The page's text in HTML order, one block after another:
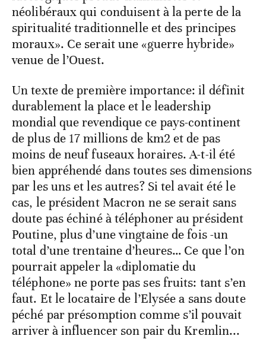
néolibéraux qui conduisent à la perte de la
spiritualité traditionnelle et des principes
moraux». Ce serait une «guerre hybride»
venue de l’Ouest.
Un texte de première importance: il définit
durablement la place et le leadership
mondial que revendique ce pays-continent
de plus de 17 millions de km2 et de pas
moins de neuf fuseaux horaires. A-t-il été
bien appréhendé dans toutes ses dimensions
par les uns et les autres? Si tel avait été le
cas, le président Macron ne se serait sans
doute pas échiné à téléphoner au président
Poutine, plus d’une vingtaine de fois -un
total d’une trentaine d’heures… Ce que l’on
pourrait appeler la «diplomatie du
téléphone» ne porte pas ses fruits: tant s’en
faut. Et le locataire de l’Elysée a sans doute
péché par présomption comme s’il pouvait
arriver à influencer son pair du Kremlin...